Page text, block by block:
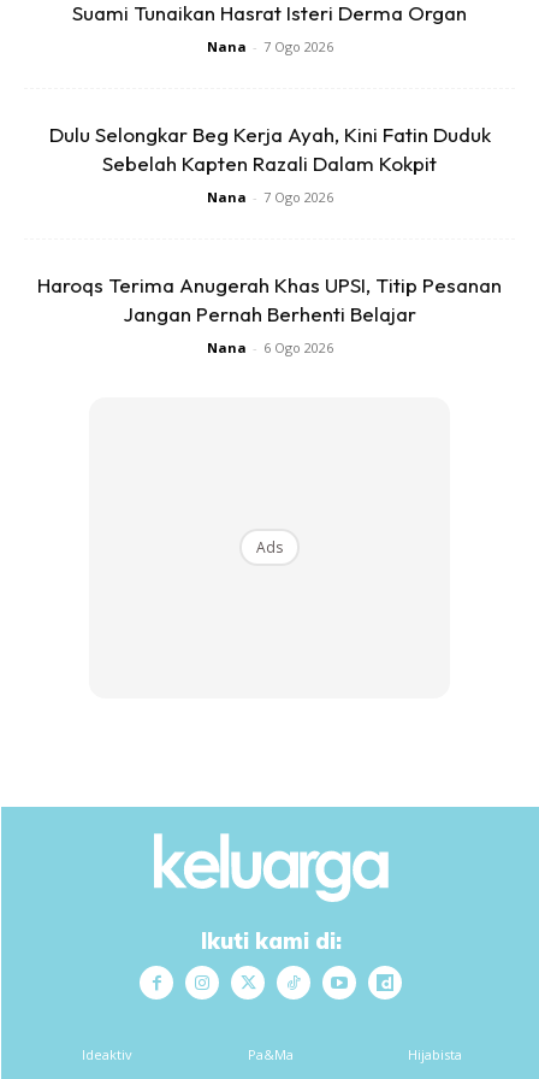
memperbaiki akses pendidikan, keselamatan dan
perpindahan berkaitan perubahan iklim. Dalam konteks
Somalia, isu ini bukan sekadar statistik kemanusiaan, tetapi
realiti yang membentuk kehidupan ribuan keluarga yang
kehilangan tempat tinggal dan kestabilan hidup.
Suami Tunaikan Hasrat Isteri Derma Organ
Nana - 7 Ogo 2026
Dulu Selongkar Beg Kerja Ayah, Kini Fatin Duduk
Sebelah Kapten Razali Dalam Kokpit
Nana - 7 Ogo 2026
Haroqs Terima Anugerah Khas UPSI, Titip Pesanan
Jangan Pernah Berhenti Belajar
Nana - 6 Ogo 2026
Ads
Ikuti kami di:
Ideaktiv Pa&Ma Hijabista